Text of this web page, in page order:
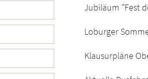
Jubiläum "Fest
Loburger
Klausurpläne